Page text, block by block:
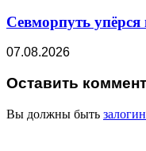
Севморпуть упёрся
07.08.2026
Оставить
Вы должны быть